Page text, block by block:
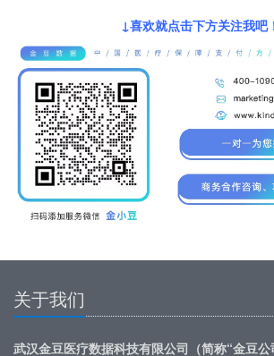
↓喜欢就点击下方关注我吧
关于我们
武汉金豆医疗数据科技有限公司（简称“金豆